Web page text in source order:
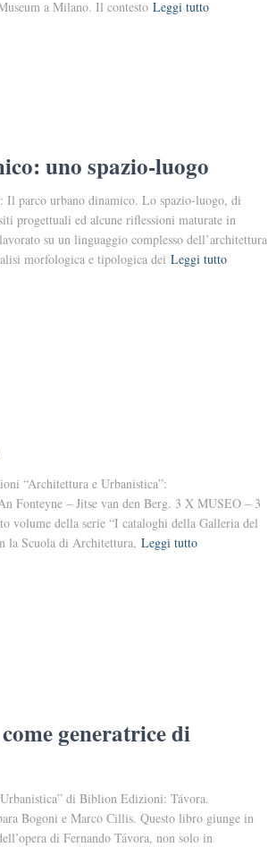
a Milano. Il contesto Leggi tutto
uno spazio-luogo
parco urbano dinamico. Lo spazio-luogo, di
progettuali ed alcune riflessioni maturate in
su un linguaggio complesso dell’architettura
morfologica e tipologica dei Leggi tutto
“Architettura e Urbanistica”:
Fonteyne – Jitse van den Berg. 3 X MUSEO ‒ 3
volume della serie “I cataloghi della Galleria del
la Scuola di Architettura, Leggi tutto
generatrice di
di Biblion Edizioni: Távora.
Bogoni e Marco Cillis. Questo libro giunge in
di Fernando Távora, non solo in